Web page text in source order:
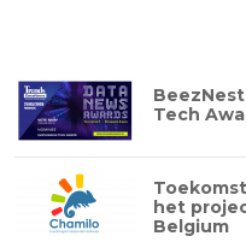
Tech
het
Belgium